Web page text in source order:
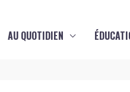
AU QUOTIDIEN